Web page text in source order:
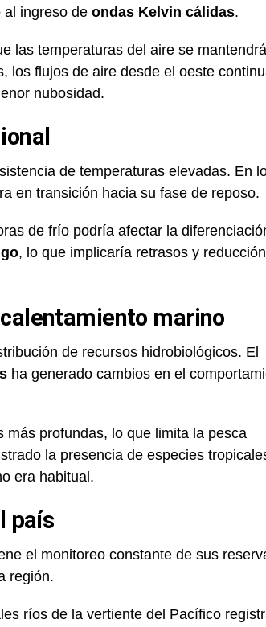
al ingreso de ondas Kelvin cálidas.
las temperaturas del aire se
los flujos de aire desde el oeste
nubosidad.
de temperaturas elevadas. En
en transición hacia su fase de reposo.
de frío podría afectar la
, lo que implicaría retrasos y
marino
de recursos hidrobiológicos. El
ha generado cambios en el
más profundas, lo que limita la pesca
la presencia de especies
era habitual.
país
el monitoreo constante de sus
región.
ríos de la vertiente del Pacífico